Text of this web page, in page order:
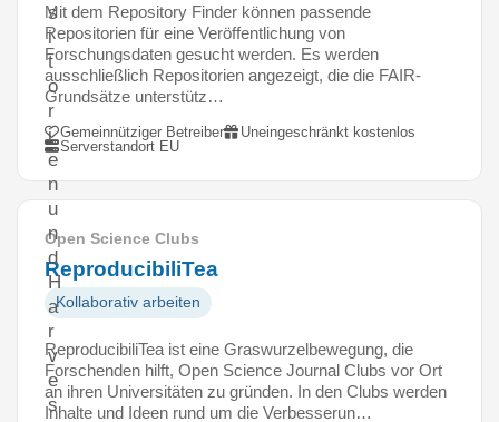
s
i
t
o
r
i
e
n
u
n
d
H
a
r
v
e
s
Mit dem Repository Finder können passende
Repositorien für eine Veröffentlichung von
Forschungsdaten gesucht werden. Es werden
ausschließlich Repositorien angezeigt, die die FAIR-
Grundsätze unterstütz…
Gemeinnütziger Betreiber
Uneingeschränkt kostenlos
Serverstandort EU
Open Science Clubs
ReproducibiliTea
Kollaborativ arbeiten
ReproducibiliTea ist eine Graswurzelbewegung, die
Forschenden hilft, Open Science Journal Clubs vor Ort
an ihren Universitäten zu gründen. In den Clubs werden
Inhalte und Ideen rund um die Verbesserun…